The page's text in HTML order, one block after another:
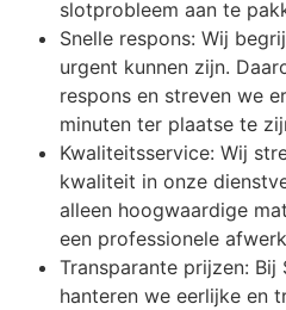
slotprobleem aan te
Snelle respons: Wij
urgent kunnen zijn.
respons en streven we
minuten ter plaatse te
Kwaliteitsservice: Wij
kwaliteit in onze
alleen hoogwaardige
een professionele
Transparante prijzen:
hanteren we eerlijke en